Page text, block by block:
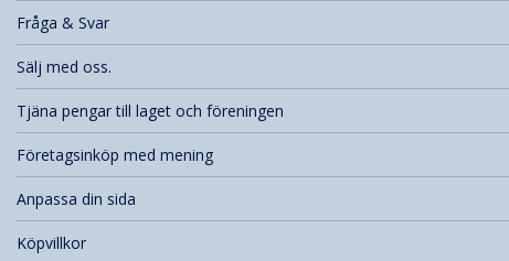
Fråga & Svar
Sälj med oss.
Tjäna pengar till laget och föreningen
Företagsinköp med mening
Anpassa din sida
Köpvillkor